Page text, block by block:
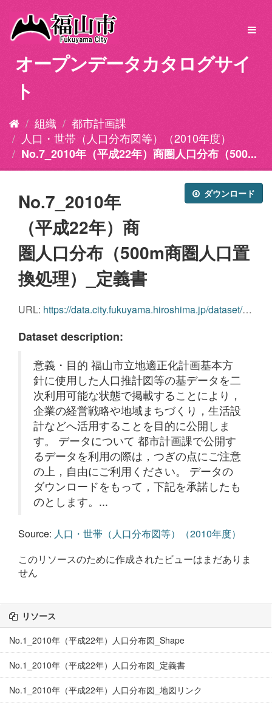
オープンデータカタログサイ
ト
組織
都市計画課
人口・世帯（人口分布図等）（2010年度）
No.7_2010年（平成22年）商圏人口分布（500...
ダウンロード
No.7_2010年
（平成22年）商
圏人口分布（500m商圏人口置
換処理）_定義書
URL: https://data.city.fukuyama.hiroshima.jp/dataset/b3d1f208-516d-4501-be35-196858f96100/resource/17ded003-6a8d-4b03-8323-bbd110a8e6ea/download/85457.pdf
Dataset description:
意義・目的 福山市立地適正化計画基本方
針に使用した人口推計図等の基データを二
次利用可能な状態で掲載することにより，
企業の経営戦略や地域まちづくり，生活設
計などへ活用することを目的に公開しま
す。 データについて 都市計画課で公開す
るデータを利用の際は，つぎの点にご注意
の上，自由にご利用ください。 データの
ダウンロードをもって，下記を承諾したも
のとします。...
Source: 人口・世帯（人口分布図等）（2010年度）
このリソースのために作成されたビューはまだありま
せん
リソース
No.1_2010年（平成22年）人口分布図_Shape
No.1_2010年（平成22年）人口分布図_定義書
No.1_2010年（平成22年）人口分布図_地図リンク